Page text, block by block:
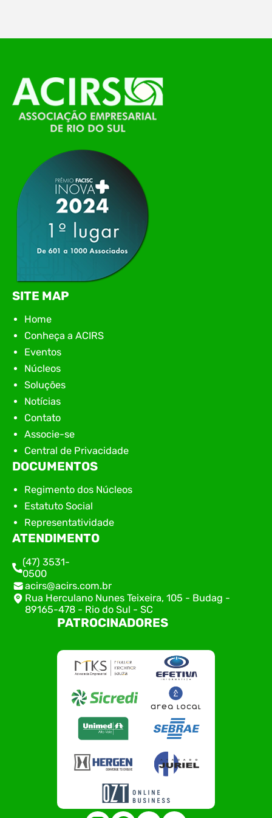
O Polo ACATE-ACIRS, por meio do NIAVI – Núcleo
de Tecnologia da Informação do Alto Vale do
Itajaí, realizou, no dia 21 de julho, o evento
Conexão Tech NIAVI, reunindo empresas de
tecnologia da região para uma noite de
apresentação de novas iniciativas para o setor. O
encontro aconteceu em Rio…
SITE MAP
Home
Conheça a ACIRS
Eventos
Núcleos
Soluções
Notícias
Contato
Associe-se
Central de Privacidade
DOCUMENTOS
Regimento dos Núcleos
Estatuto Social
Representatividade
ATENDIMENTO
(47) 3531-
0500
acirs@acirs.com.br
Rua Herculano Nunes Teixeira, 105 - Budag -
89165-478 - Rio do Sul - SC
PATROCINADORES